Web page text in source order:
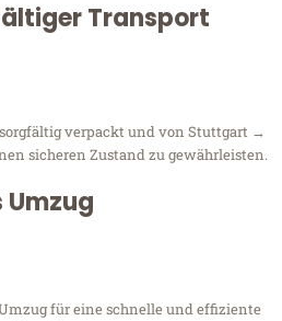
Transport
verpackt und von Stuttgart →
sicheren Zustand zu gewährleisten.
Umzug
für eine schnelle und effiziente